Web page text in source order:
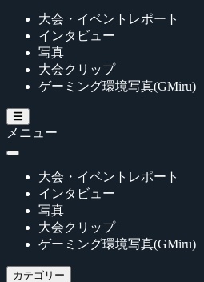
大会・イベントレポート
インタビュー
写真
大会クリップ
ゲーミング環境写真(GMiru)
メニュー
大会・イベントレポート
インタビュー
写真
大会クリップ
ゲーミング環境写真(GMiru)
カテゴリー